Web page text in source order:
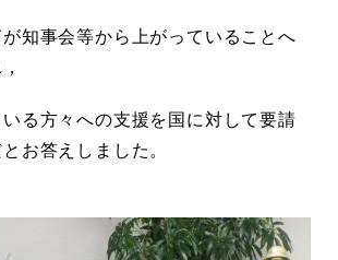
知事会等から上がっていることへ
る方々への支援を国に対して要請
お答えしました。